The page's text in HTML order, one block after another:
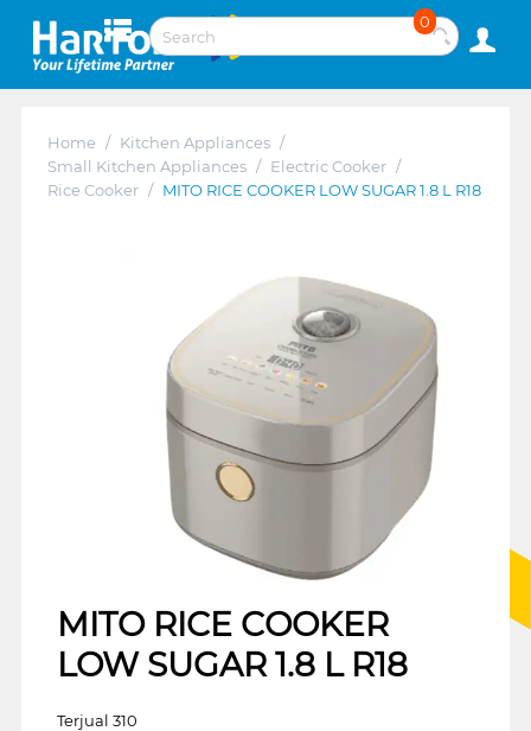
0
Home / Kitchen Appliances /
Small Kitchen Appliances / Electric Cooker /
Rice Cooker / MITO RICE COOKER LOW SUGAR 1.8 L R18
MITO RICE COOKER
LOW SUGAR 1.8 L R18
Terjual 310